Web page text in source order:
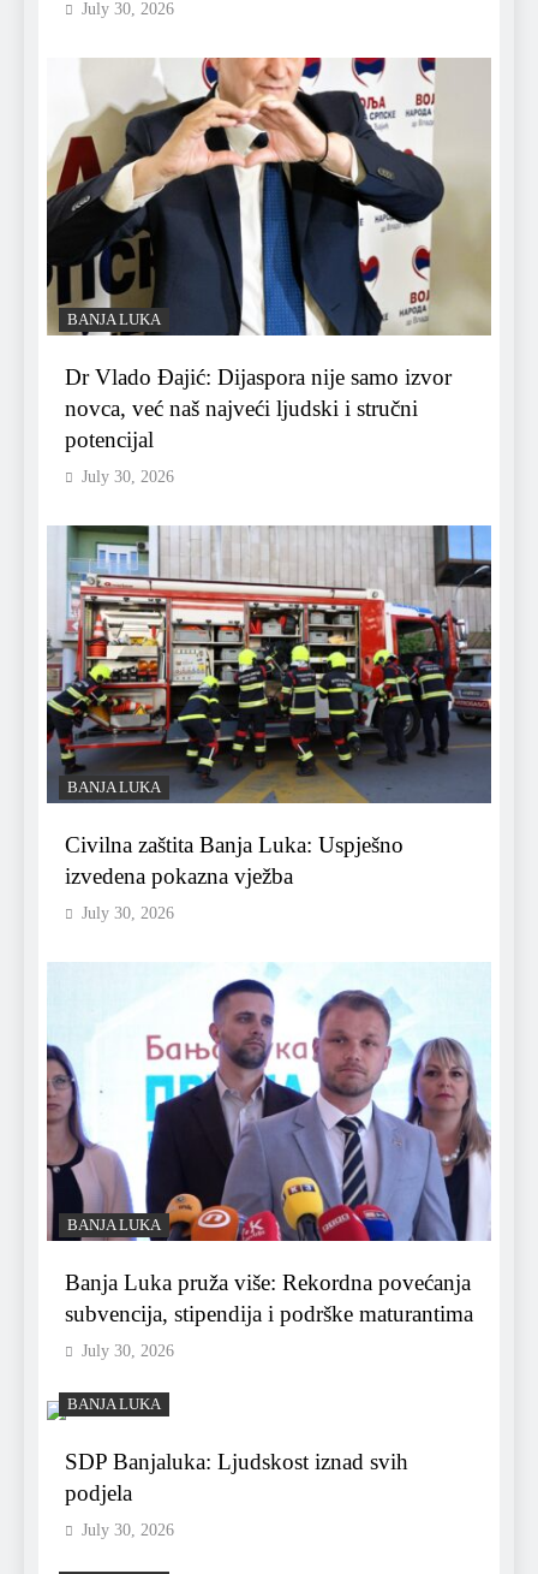
July 30, 2026
BANJA LUKA
Dr Vlado Đajić: Dijaspora nije samo izvor
novca, već naš najveći ljudski i stručni
potencijal
July 30, 2026
BANJA LUKA
Civilna zaštita Banja Luka: Uspješno
izvedena pokazna vježba
July 30, 2026
BANJA LUKA
Banja Luka pruža više: Rekordna povećanja
subvencija, stipendija i podrške maturantima
July 30, 2026
BANJA LUKA
SDP Banjaluka: Ljudskost iznad svih
podjela
July 30, 2026